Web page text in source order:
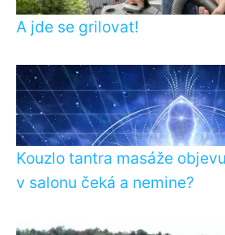
A jde se grilovat!
Kouzlo tantra masáže
v salonu čeká a nemine?